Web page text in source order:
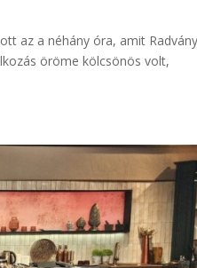
az a néhány óra, amit
öröme kölcsönös volt,